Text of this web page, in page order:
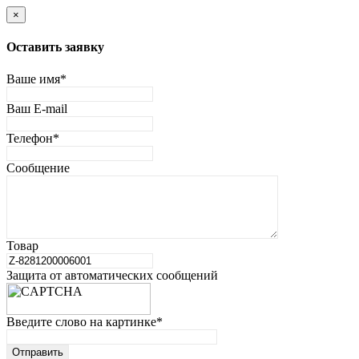
×
Оставить заявку
Ваше имя*
Ваш E-mail
Телефон*
Сообщение
Товар
Защита от автоматических сообщений
Введите слово на картинке*